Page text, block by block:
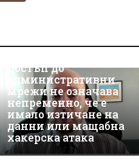
киберсигурност:
достъп до
административни
мрежи не означава
непременно, че е
имало изтичане на
данни или мащабна
хакерска атака